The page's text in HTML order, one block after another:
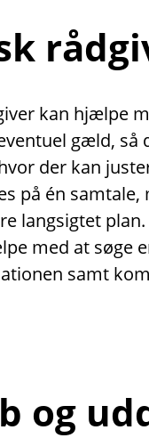
kan hjælpe
gæld, så
der kan
på én
langsigtet
med at søge
samt
og